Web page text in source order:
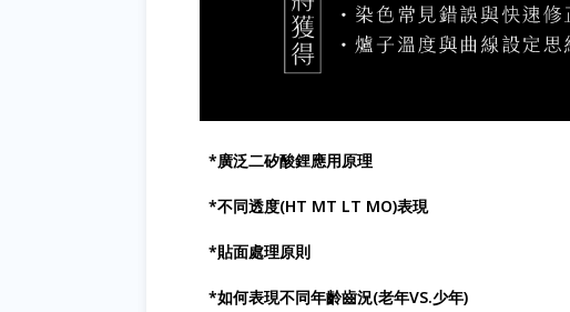
*廣泛二矽酸鋰應用原理
*不同透度(HT MT LT MO)表現
*貼面處理原則
*如何表現不同年齡齒況(老年VS.少年)